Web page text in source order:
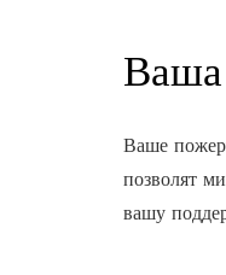
Ваша
Ваше
позволят
вашу